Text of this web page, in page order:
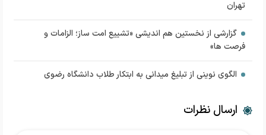
تهران
گزارشی از نخستین هم اندیشی «تشییع امت ساز؛ الزامات و
فرصت ها»
الگوی نوینی از تبلیغ میدانی به ابتکار طلاب دانشگاه رضوی
ارسال نظرات